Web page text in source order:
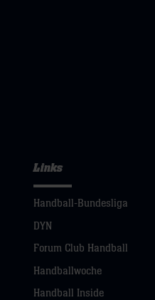
Links
Handball-Bundesliga
DYN
Forum Club Handball
Handballwoche
Handball Inside